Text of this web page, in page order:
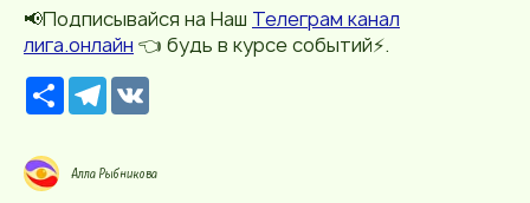
📢Подписывайся на Наш Телеграм канал
лига.онлайн 👈 будь в курсе событий⚡️.
Р
е
с
р
с
T
e
g
r
Алла Рыбникова